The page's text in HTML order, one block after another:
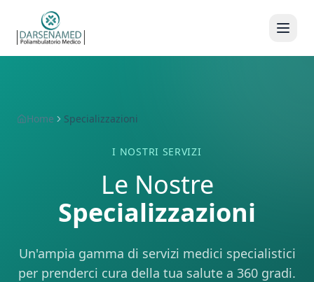
Home Specializzazioni
I NOSTRI SERVIZI
Le Nostre
Specializzazioni
Un'ampia gamma di servizi medici specialistici
per prenderci cura della tua salute a 360 gradi.